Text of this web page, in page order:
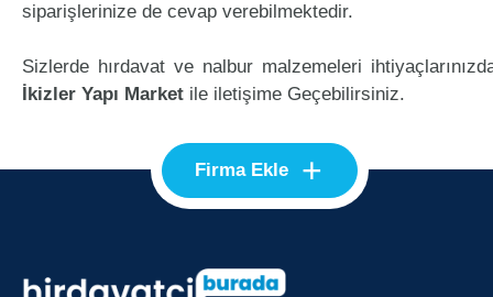
siparişlerinize de cevap verebilmektedir.
Sizlerde hırdavat ve nalbur malzemeleri
İkizler Yapı Market ile iletişime Geçebilirsiniz.
Firma Ekle +